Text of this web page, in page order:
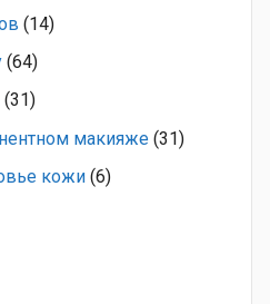
(14)
(64)
(31)
макияже (31)
кожи (6)